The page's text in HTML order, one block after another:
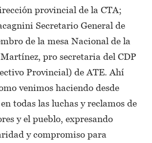
provincial de la CTA;
Secretario General de
de la mesa Nacional de la
pro secretaria del CDP
Provincial) de ATE. Ahí
venimos haciendo desde
todas las luchas y reclamos de
y el pueblo, expresando
y compromiso para